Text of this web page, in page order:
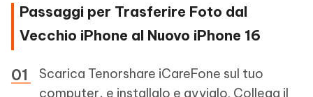
Passaggi per Trasferire Foto dal
Vecchio iPhone al Nuovo iPhone 16
Scarica Tenorshare iCareFone sul tuo
computer, e installalo e avvialo. Collega il